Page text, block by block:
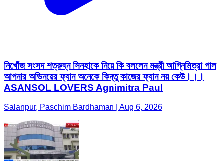
নিখোঁজ সংসদ শত্রুঘ্ন সিনহাকে নিয়ে কি বললেন মন্ত্রী আগ্নিমিত্রা পাল
আপনার অভিনয়ের ফ্যান অনেকে কিন্তু কাজের ফ্যান নয় কেউ।।।
ASANSOL LOVERS Agnimitra Paul
Salanpur, Paschim Bardhaman | Aug 6, 2026